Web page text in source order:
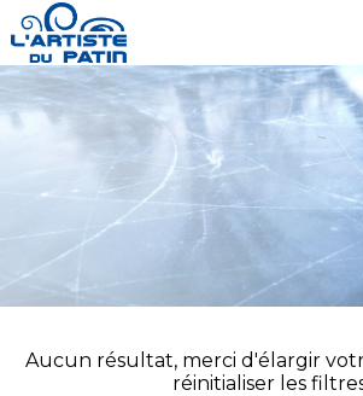
Hockey
Liquidation
Nous contacter
EN
Aucun résultat, merci d'élargir
réinitialiser les
Hockey
Liquidation
Nous contacter
EN